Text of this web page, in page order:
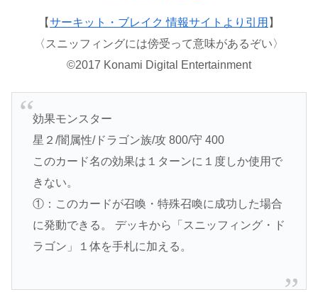
【サーキット・ブレイク 情報サイトより引用 】
〈スニッフィングには傍受って意味があるぞい〉
©2017 Konami Digital Entertainment
効果モンスター
星２/闇属性/ドラゴン族/攻 800/守 400
このカード名の効果は１ターンに１度しか使用で
きない。
①：このカードが召喚・特殊召喚に成功した場合
に発動できる。 デッキから「スニッフィング・ド
ラゴン」１体を手札に加える。